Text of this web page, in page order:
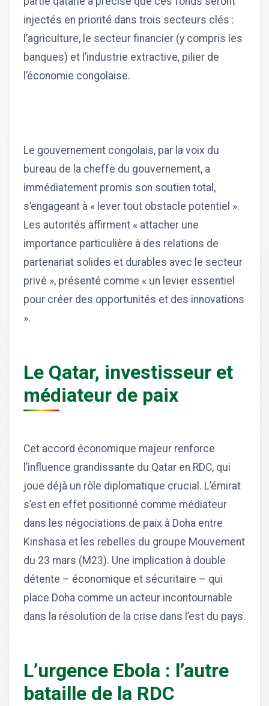
injectés en priorité dans trois secteurs clés :
l’agriculture, le secteur financier (y compris les
banques) et l’industrie extractive, pilier de
l’économie congolaise.
Le gouvernement congolais, par la voix du
bureau de la cheffe du gouvernement, a
immédiatement promis son soutien total,
s’engageant à « lever tout obstacle potentiel ».
Les autorités affirment « attacher une
importance particulière à des relations de
partenariat solides et durables avec le secteur
privé », présenté comme « un levier essentiel
pour créer des opportunités et des innovations
».
Le Qatar, investisseur et
médiateur de paix
Cet accord économique majeur renforce
l’influence grandissante du Qatar en RDC, qui
joue déjà un rôle diplomatique crucial. L’émirat
s’est en effet positionné comme médiateur
dans les négociations de paix à Doha entre
Kinshasa et les rebelles du groupe Mouvement
du 23 mars (M23). Une implication à double
détente – économique et sécuritaire – qui
place Doha comme un acteur incontournable
dans la résolution de la crise dans l’est du pays.
L’urgence Ebola : l’autre
bataille de la RDC